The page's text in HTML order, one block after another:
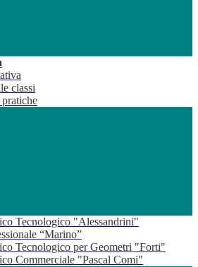
classi
Tecnologico "Alessandrini"
“Marino”
Tecnologico per Geometri "Forti"
Commerciale "Pascal Comi"